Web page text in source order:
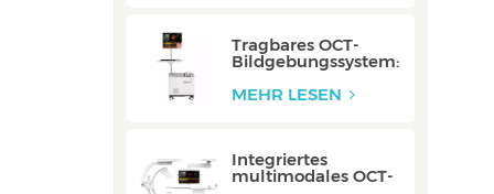
Tragbares OCT-
Bildgebungssystem:
Mobile/Mobile-E
MEHR LESEN
Integriertes
multimodales OCT-